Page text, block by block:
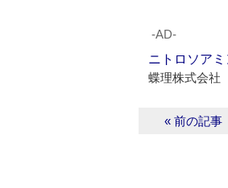
‐AD‐
ニトロソア
蝶理株式会社
« 前の記事